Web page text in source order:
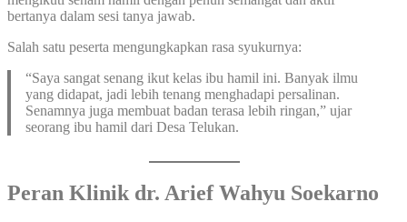
bertanya dalam sesi tanya jawab.
Salah satu peserta mengungkapkan rasa syukurnya:
“Saya sangat senang ikut kelas ibu hamil ini. Banyak ilmu
yang didapat, jadi lebih tenang menghadapi persalinan.
Senamnya juga membuat badan terasa lebih ringan,” ujar
seorang ibu hamil dari Desa Telukan.
Peran Klinik dr. Arief Wahyu Soekarno